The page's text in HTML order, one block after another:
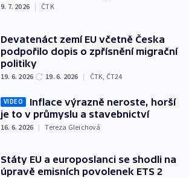
9. 7. 2026 | ČTK
Devatenáct zemí EU včetně Česka
podpořilo dopis o zpřísnění migrační
politiky
19. 6. 2026 19. 6. 2026 | ČTK ČT24
VIDEO
Inflace výrazně neroste, horší
je to v průmyslu a stavebnictví
16. 6. 2026 | Tereza Gleichová
Státy EU a europoslanci se shodli na
úpravě emisních povolenek ETS 2